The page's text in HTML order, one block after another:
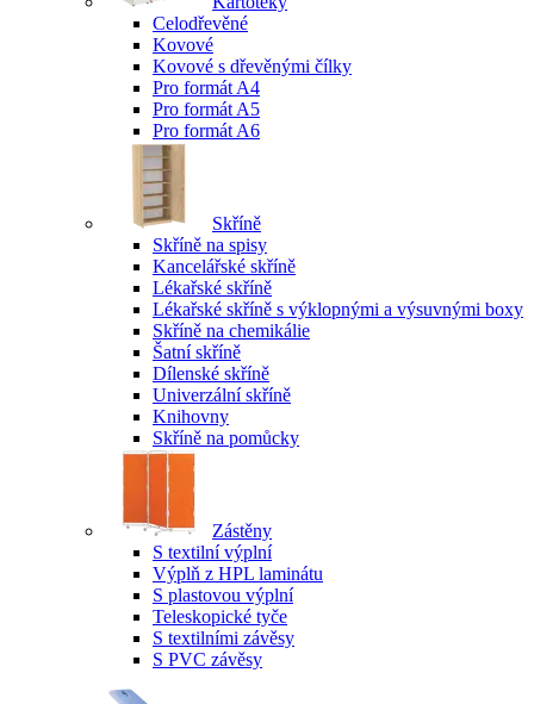
Celodřevěné
Kovové
Kovové s dřevěnými čílky
Pro formát A4
Pro formát A5
Pro formát A6
Skříně
Skříně na spisy
Kancelářské skříně
Lékařské skříně
Lékařské skříně s výklopnými a výsuvnými boxy
Skříně na chemikálie
Šatní skříně
Dílenské skříně
Univerzální skříně
Knihovny
Skříně na pomůcky
Zástěny
S textilní výplní
Výplň z HPL laminátu
S plastovou výplní
Teleskopické tyče
S textilními závěsy
S PVC závěsy